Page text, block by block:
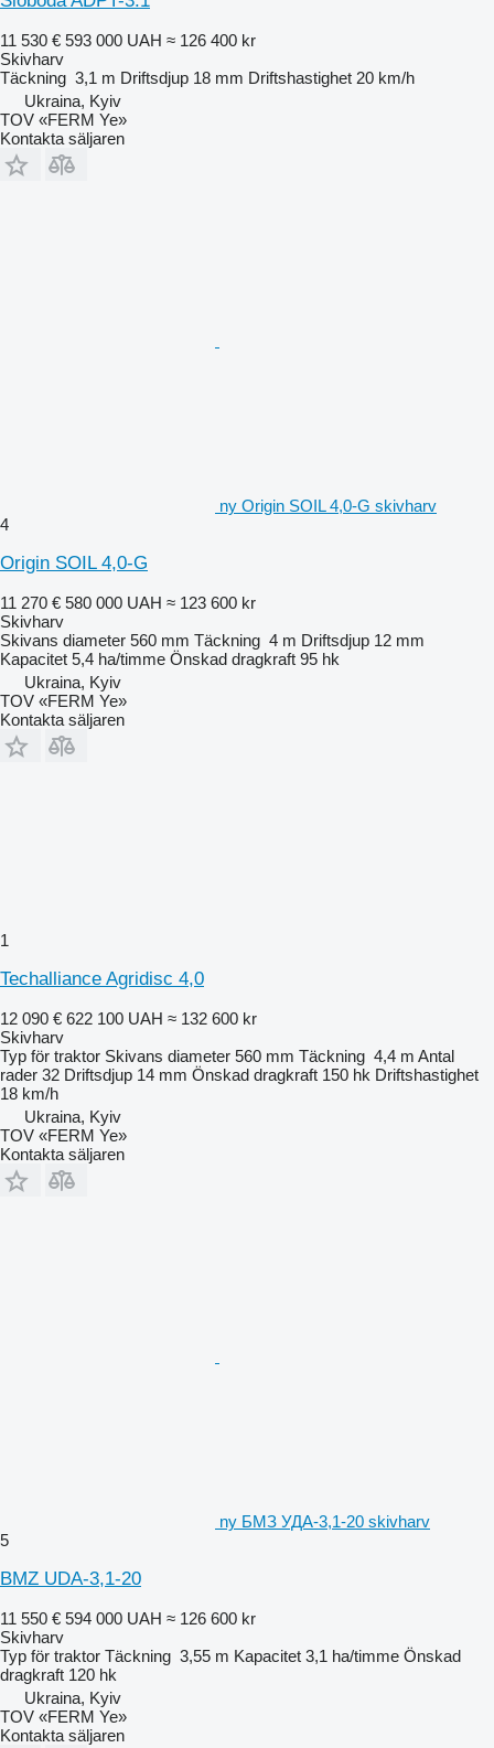
11 530 € 593 000 UAH ≈ 126 400 kr
Skivharv
Täckning 3,1 m Driftsdjup 18 mm Driftshastighet 20 km/h
Ukraina, Kyiv
TOV «FERM Ye»
Kontakta säljaren
ny Origin SOIL 4,0-G skivharv
4
Origin SOIL 4,0-G
11 270 € 580 000 UAH ≈ 123 600 kr
Skivharv
Skivans diameter 560 mm Täckning 4 m Driftsdjup 12 mm
Kapacitet 5,4 ha/timme Önskad dragkraft 95 hk
Ukraina, Kyiv
TOV «FERM Ye»
Kontakta säljaren
1
Techalliance Agridisc 4,0
12 090 € 622 100 UAH ≈ 132 600 kr
Skivharv
Typ för traktor Skivans diameter 560 mm Täckning 4,4 m Antal
rader 32 Driftsdjup 14 mm Önskad dragkraft 150 hk Driftshastighet
18 km/h
Ukraina, Kyiv
TOV «FERM Ye»
Kontakta säljaren
ny БМЗ УДА-3,1-20 skivharv
5
BMZ UDA-3,1-20
11 550 € 594 000 UAH ≈ 126 600 kr
Skivharv
Typ för traktor Täckning 3,55 m Kapacitet 3,1 ha/timme Önskad
dragkraft 120 hk
Ukraina, Kyiv
TOV «FERM Ye»
Kontakta säljaren